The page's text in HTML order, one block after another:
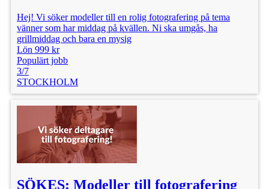
Hej! Vi söker modeller till en rolig fotografering på tema
vänner som har middag på kvällen. Ni ska umgås, ha
grillmiddag och bara en mysig
Lön 999 kr
Populärt jobb
3/7
STOCKHOLM
SÖKES: Modeller till fotografering